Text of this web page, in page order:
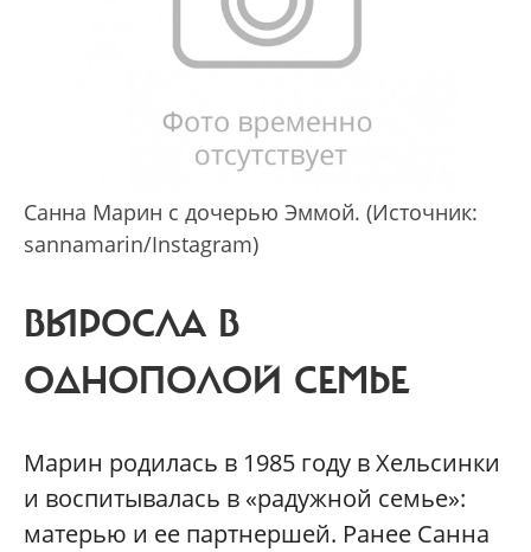
Санна Марин с дочерью Эммой. (Источник:
sannamarin/Instagram)
ВЫРОСЛА В
ОДНОПОЛОЙ СЕМЬЕ
Марин родилась в 1985 году в Хельсинки
и воспитывалась в «радужной семье»:
матерью и ее партнершей. Ранее Санна